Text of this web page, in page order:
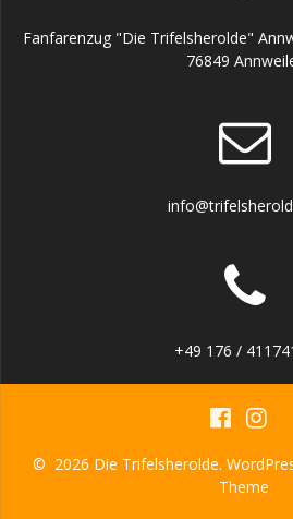
Fanfarenzug "Die Trifelsherolde"
76849
+49 176 /
© 2026 Die Trifelsherolde.
Theme